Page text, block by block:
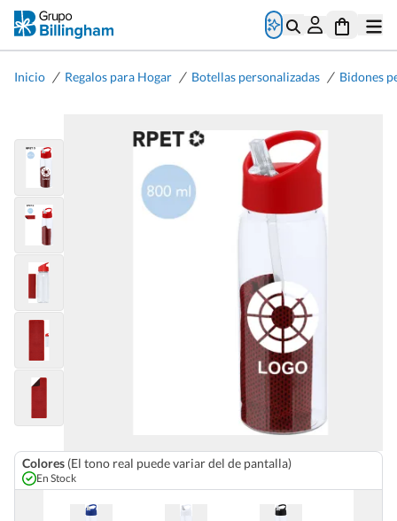
Inicio / Regalos para Hogar / Botellas personalizadas / Bidones
Colores (El tono real puede variar del de pantalla)
En Stock